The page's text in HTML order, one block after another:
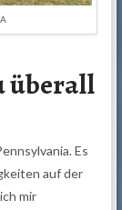
überall
Es
auf der
mir